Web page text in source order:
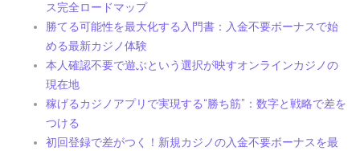
ス完全ロードマップ
勝てる可能性を最大化する入門書：入金不要ボーナスで始
める最新カジノ体験
本人確認不要で遊ぶという選択が映すオンラインカジノの
現在地
稼げるカジノアプリで実現する“勝ち筋”：数字と戦略で差を
つける
初回登録で差がつく！新規カジノの入金不要ボーナスを最